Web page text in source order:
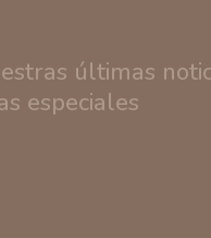
últimas
especiales